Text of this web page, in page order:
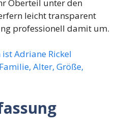
Oberteil unter den
leicht transparent
professionell damit um.
Adriane Rickel
Alter, Größe,